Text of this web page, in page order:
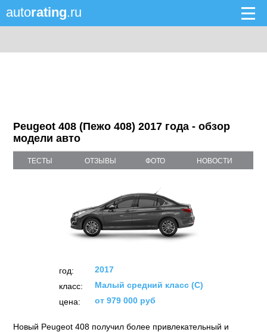
autorating.ru
Peugeot 408 (Пежо 408) 2017 года - обзор
модели авто
ТЕСТЫ ОТЗЫВЫ ФОТО НОВОСТИ
год:
2017
класс:
Малый средний класс (C)
цена:
от 979 000 руб
Новый Peugeot 408 получил более привлекательный и